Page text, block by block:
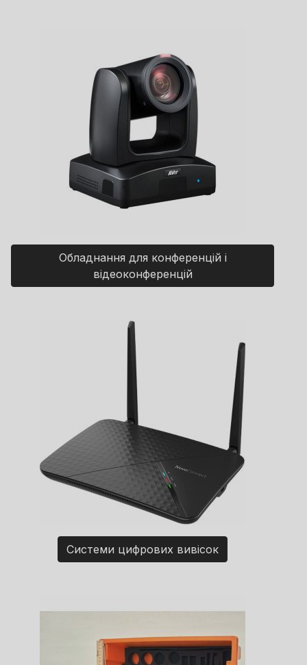
Обладнання для конференцій і
відеоконференцій
Системи цифрових вивісок